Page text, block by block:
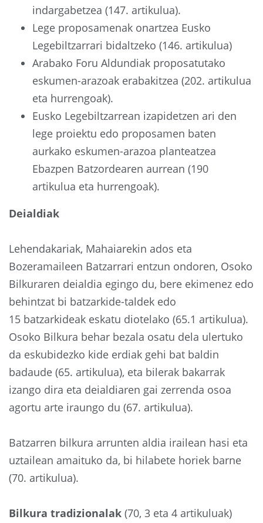
indargabetzea (147. artikulua).
Lege proposamenak onartzea Eusko
Legebiltzarrari bidaltzeko (146. artikulua)
Arabako Foru Aldundiak proposatutako
eskumen-arazoak erabakitzea (202. artikulua
eta hurrengoak).
Eusko Legebiltzarrean izapidetzen ari den
lege proiektu edo proposamen baten
aurkako eskumen-arazoa planteatzea
Ebazpen Batzordearen aurrean (190
artikulua eta hurrengoak).
Deialdiak
Lehendakariak, Mahaiarekin ados eta
Bozeramaileen Batzarrari entzun ondoren, Osoko
Bilkuraren deialdia egingo du, bere ekimenez edo
behintzat bi batzarkide-taldek edo
15 batzarkideak eskatu diotelako (65.1 artikulua).
Osoko Bilkura behar bezala osatu dela ulertuko
da eskubidezko kide erdiak gehi bat baldin
badaude (65. artikulua), eta bilerak bakarrak
izango dira eta deialdiaren gai zerrenda osoa
agortu arte iraungo du (67. artikulua).
Batzarren bilkura arrunten aldia irailean hasi eta
uztailean amaituko da, bi hilabete horiek barne
(70. artikulua).
Bilkura tradizionalak (70, 3 eta 4 artikuluak)